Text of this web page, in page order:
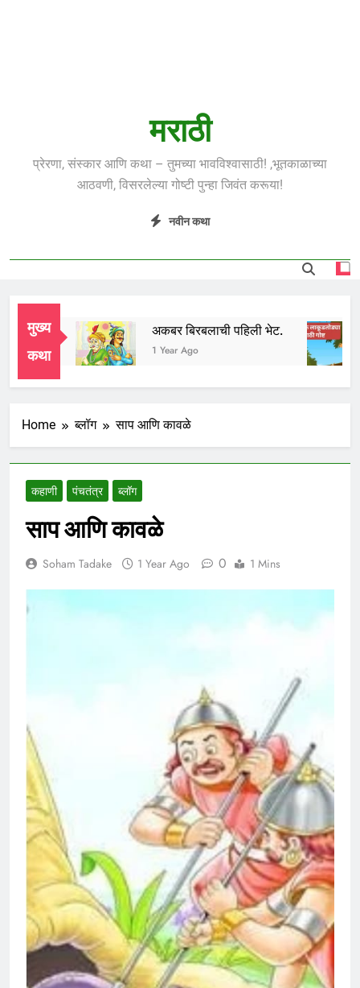
मराठी
प्रेरणा, संस्कार आणि कथा – तुमच्या भावविश्वासाठी! ,भूतकाळाच्या
आठवणी, विसरलेल्या गोष्टी पुन्हा जिवंत करूया!
नवीन कथा
मुख्य
कथा
Ago
अकबर बिरबलाची पहिली भेट.
1 Year Ago
Home ब्लॉग साप आणि कावळे
कहाणी पंचतंत्र ब्लॉग
साप आणि कावळे
Soham Tadake 1 Year Ago 0 1 Mins